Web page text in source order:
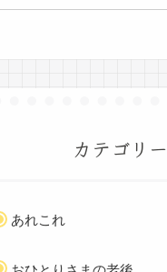
カテゴリー
あれこれ